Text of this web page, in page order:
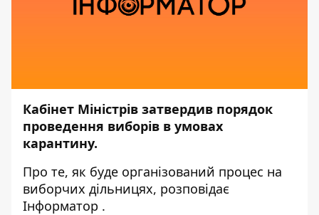
Кабінет Міністрів затвердив порядок
проведення виборів в умовах
карантину.
Про те, як буде організований процес на
виборчих дільницях, розповідає
Інформатор .